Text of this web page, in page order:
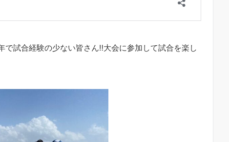
試合経験の少ない皆さん‼︎大会に参加して試合を楽し